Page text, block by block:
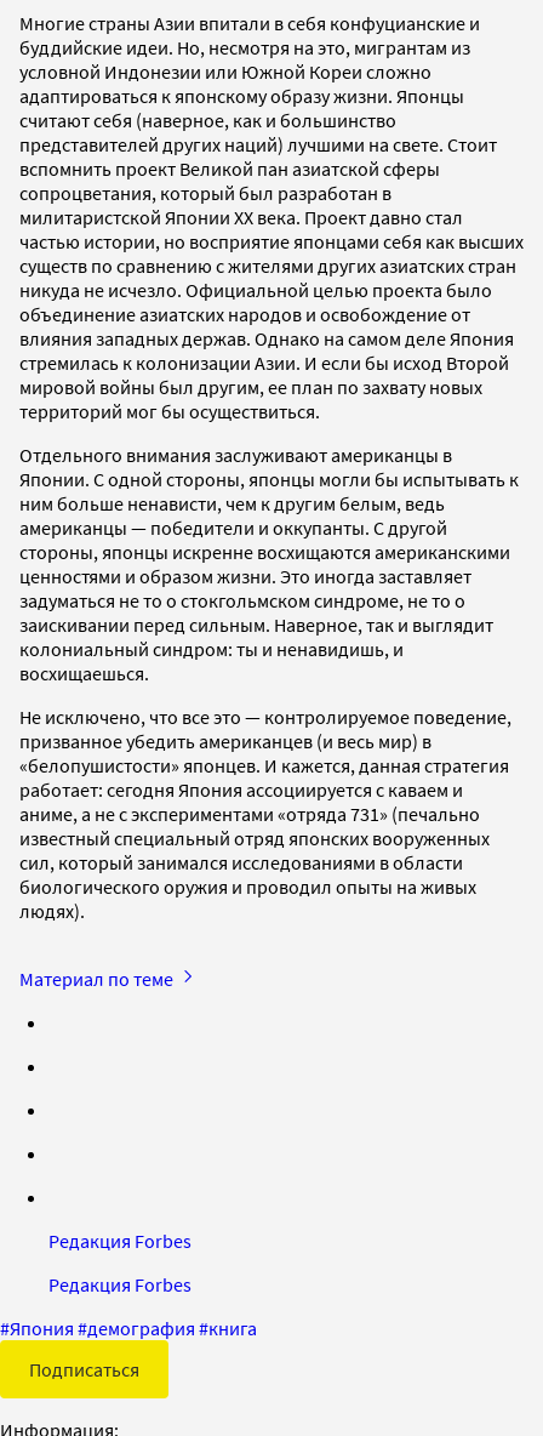
Многие страны Азии впитали в себя конфуцианские и
буддийские идеи. Но, несмотря на это, мигрантам из
условной Индонезии или Южной Кореи сложно
адаптироваться к японскому образу жизни. Японцы
считают себя (наверное, как и большинство
представителей других наций) лучшими на свете. Стоит
вспомнить проект Великой пан азиатской сферы
сопроцветания, который был разработан в
милитаристской Японии XX века. Проект давно стал
частью истории, но восприятие японцами себя как высших
существ по сравнению с жителями других азиатских стран
никуда не исчезло. Официальной целью проекта было
объединение азиатских народов и освобождение от
влияния западных держав. Однако на самом деле Япония
стремилась к колонизации Азии. И если бы исход Второй
мировой войны был другим, ее план по захвату новых
территорий мог бы осуществиться.
Отдельного внимания заслуживают американцы в
Японии. С одной стороны, японцы могли бы испытывать к
ним больше ненависти, чем к другим белым, ведь
американцы — победители и оккупанты. С другой
стороны, японцы искренне восхищаются американскими
ценностями и образом жизни. Это иногда заставляет
задуматься не то о стокгольмском синдроме, не то о
заискивании перед сильным. Наверное, так и выглядит
колониальный синдром: ты и ненавидишь, и
восхищаешься.
Не исключено, что все это — контролируемое поведение,
призванное убедить американцев (и весь мир) в
«белопушистости» японцев. И кажется, данная стратегия
работает: сегодня Япония ассоциируется с каваем и
аниме, а не с экспериментами «отряда 731» (печально
известный специальный отряд японских вооруженных
сил, который занимался исследованиями в области
биологического оружия и проводил опыты на живых
людях).
Материал по теме
Редакция Forbes
Редакция Forbes
#Япония #демография #книга
Подписаться
Информация: